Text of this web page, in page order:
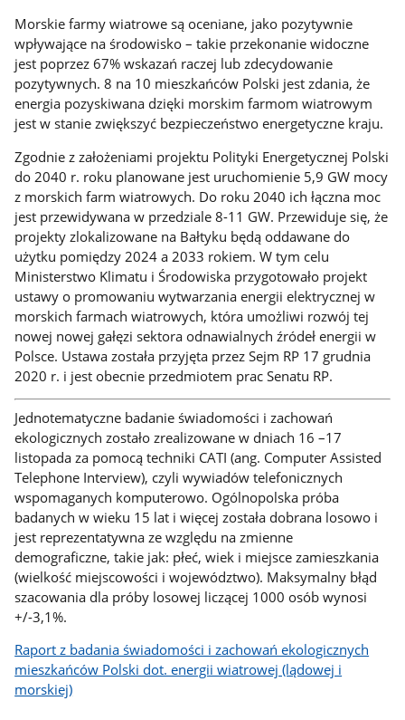
Morskie farmy wiatrowe są oceniane, jako pozytywnie
wpływające na środowisko – takie przekonanie widoczne
jest poprzez 67% wskazań raczej lub zdecydowanie
pozytywnych. 8 na 10 mieszkańców Polski jest zdania, że
energia pozyskiwana dzięki morskim farmom wiatrowym
jest w stanie zwiększyć bezpieczeństwo energetyczne kraju.
Zgodnie z założeniami projektu Polityki Energetycznej Polski
do 2040 r. roku planowane jest uruchomienie 5,9 GW mocy
z morskich farm wiatrowych. Do roku 2040 ich łączna moc
jest przewidywana w przedziale 8-11 GW. Przewiduje się, że
projekty zlokalizowane na Bałtyku będą oddawane do
użytku pomiędzy 2024 a 2033 rokiem. W tym celu
Ministerstwo Klimatu i Środowiska przygotowało projekt
ustawy o promowaniu wytwarzania energii elektrycznej w
morskich farmach wiatrowych, która umożliwi rozwój tej
nowej nowej gałęzi sektora odnawialnych źródeł energii w
Polsce. Ustawa została przyjęta przez Sejm RP 17 grudnia
2020 r. i jest obecnie przedmiotem prac Senatu RP.
Jednotematyczne badanie świadomości i zachowań
ekologicznych zostało zrealizowane w dniach 16 –17
listopada za pomocą techniki CATI (ang. Computer Assisted
Telephone Interview), czyli wywiadów telefonicznych
wspomaganych komputerowo. Ogólnopolska próba
badanych w wieku 15 lat i więcej została dobrana losowo i
jest reprezentatywna ze względu na zmienne
demograficzne, takie jak: płeć, wiek i miejsce zamieszkania
(wielkość miejscowości i województwo). Maksymalny błąd
szacowania dla próby losowej liczącej 1000 osób wynosi
+/-3,1%.
Raport z badania świadomości i zachowań ekologicznych
mieszkańców Polski dot. energii wiatrowej (lądowej i
morskiej)